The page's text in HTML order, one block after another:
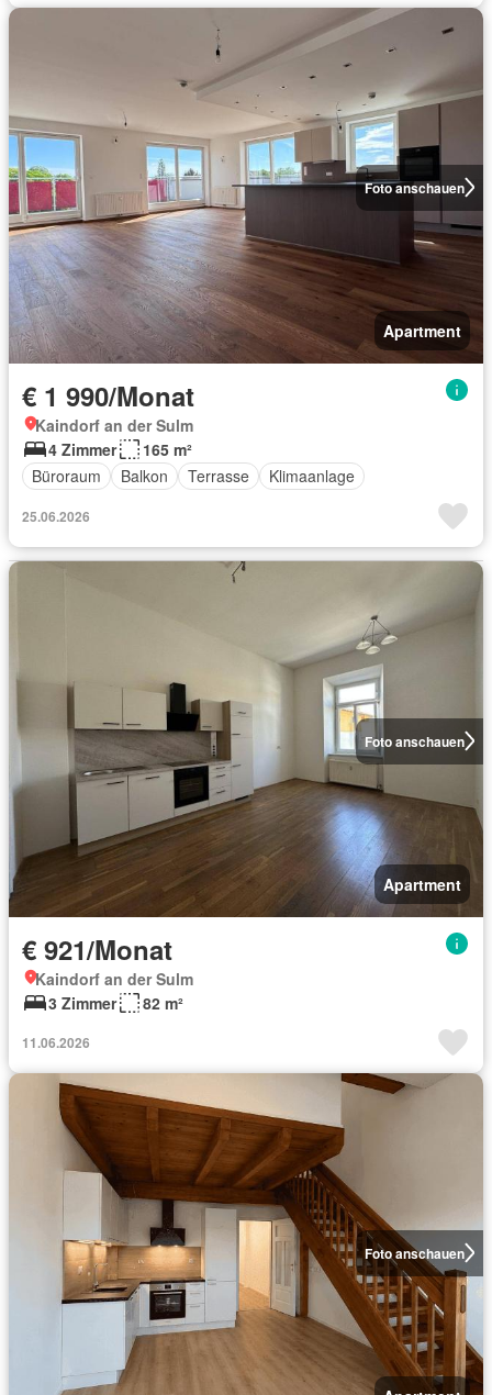
Foto anschauen
Apartment
€ 1 990/Monat
Kaindorf an der Sulm
4 Zimmer
165 m²
Büroraum
Balkon Terrasse Klimaanlage
25.06.2026
Foto anschauen
Apartment
€ 921/Monat
Kaindorf an der Sulm
3 Zimmer
82 m²
11.06.2026
Foto anschauen